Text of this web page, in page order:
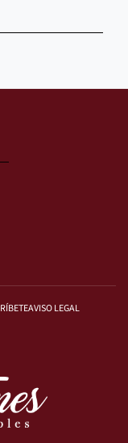
AVISO LEGAL